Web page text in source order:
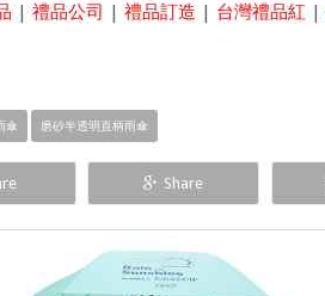
| 禮品公司 | 禮品訂造 | 台灣禮品紅 |
傘 磨砂半透明直柄雨傘
Share